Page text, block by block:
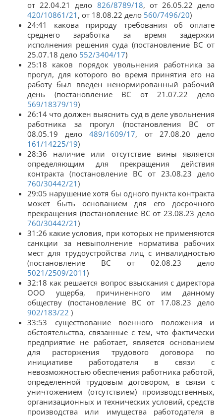
от 22.04.21 дело 826/8789/18, от 26.05.22 дело
420/10861/21 , от 18.08.22 дело 560/7496/20)
24:41 какова природу требования об оплате
среднего заработка за время задержки
исполнения решения суда (постановление ВС от
25.07.18 дело 552/3404/17)
25:18 каков порядок увольнения работника за
прогул, для которого во время принятия его на
работу был введен ненормированный рабочий
день (постановление ВС от 21.07.22 дело
569/18379/19)
26:14 что должен выяснить суд в деле увольнения
работника за прогул (постановления ВС от
08.05.19 дело489/1609/17, от 27.08.20 дело
161/14225/19)
28:36 наличие или отсутствие вины является
определяющим для прекращения действия
контракта (постановление ВС от 23.08.23 дело
760/30442/21)
29:05 нарушение хотя бы одного пункта контракта
может быть основанием для его досрочного
прекращения (постановление ВС от 23.08.23 дело
760/30442/21)
31:26 какие условия, при которых не применяются
санкции за невыполнение норматива рабочих
мест для трудоустройства лиц с инвалидностью
(постановление ВС от 02.08.23 дело
5021/2509/2011)
32:18 как решается вопрос взыскания с директора
ООО ущерба, причиненного им данному
обществу (постановление ВС от 17.08.23 дело
902/183/22 )
33:53 существование военного положения и
обстоятельства, связанные с тем, что фактически
предприятие не работает, является основанием
для расторжения трудового договора по
инициативе работодателя в связи с
невозможностью обеспечения работника работой,
определенной трудовым договором, в связи с
уничтожением (отсутствием) производственных,
организационных и технических условий, средств
производства или имущества работодателя в